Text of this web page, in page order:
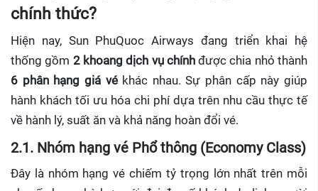
chính thức?
Hiện nay, Sun PhuQuoc Airways đang triển khai hệ
thống gồm 2 khoang dịch vụ chínhđược chia nhỏ thành
6 phân hạng giá vékhác nhau. Sự phân cấp này giúp
hành khách tối ưu hóa chi phí dựa trên nhu cầu thực tế
về hành lý, suất ăn và khả năng hoàn đổi vé.
2.1. Nhóm hạng vé Phổ thông (Economy Class)
Đây là nhóm hạng vé chiếm tỷ trọng lớn nhất trên mỗi